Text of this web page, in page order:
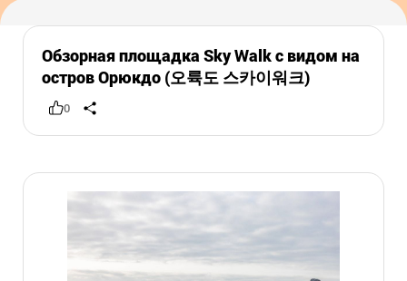
Обзорная площадка Sky Walk с видом на
остров Орюкдо (오륙도 스카이워크)
0